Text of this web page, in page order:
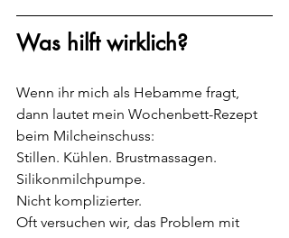
Was hilft wirklich?
Wenn ihr mich als Hebamme fragt,
dann lautet mein Wochenbett-Rezept
beim Milcheinschuss:
Stillen. Kühlen. Brustmassagen.
Silikonmilchpumpe.
Nicht komplizierter.
Oft versuchen wir, das Problem mit